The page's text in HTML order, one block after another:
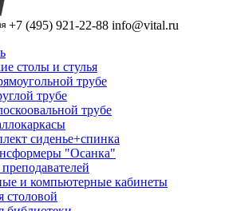
+7 (495) 921-22-88 info@vital.ru
столы и стулья
трубе
трубе
трубе
сиденье+спинка
"Осанка"
и компьютерные кабинеты
столовой